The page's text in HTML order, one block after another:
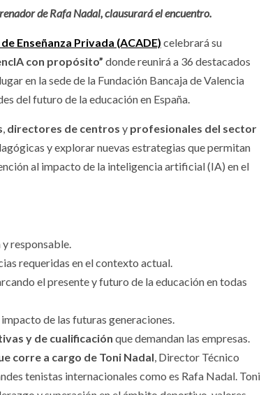
de Rafa Nadal, clausurará el encuentro.
Enseñanza Privada (ACADE) celebrará su
con propósito” donde reunirá a 36 destacados
en la sede de la Fundación Bancaja de Valencia
del futuro de la educación en España.
directores de centros y profesionales del sector
y explorar nuevas estrategias que permitan
al impacto de la inteligencia artificial (IA) en el
responsable.
requeridas en el contexto actual.
el presente y futuro de la educación en todas
impacto de las futuras generaciones.
y de cualificación que demandan las empresas.
corre a cargo de Toni Nadal , Director Técnico
tenistas internacionales como es Rafa Nadal. Toni